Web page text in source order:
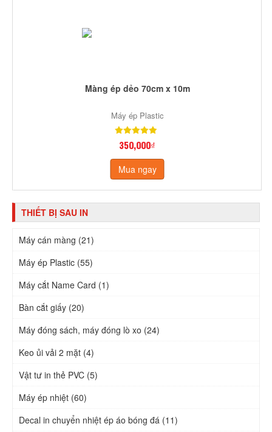
Màng ép dẻo 70cm x 10m
Máy ép Plastic
350,000₫
Mua ngay
THIẾT BỊ SAU IN
Máy cán màng (21)
Máy ép Plastic (55)
Máy cắt Name Card (1)
Bàn cắt giấy (20)
Máy đóng sách, máy đóng lò xo (24)
Keo ủi vải 2 mặt (4)
Vật tư in thẻ PVC (5)
Máy ép nhiệt (60)
Decal in chuyển nhiệt ép áo bóng đá (11)